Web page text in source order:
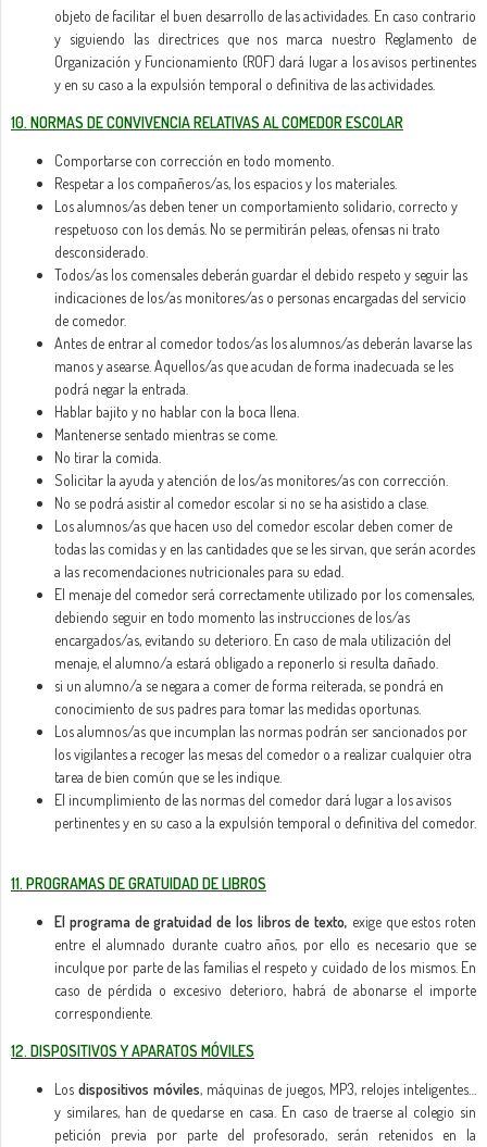
objeto de facilitar el buen desarrollo de las actividades. En caso contrario
y siguiendo las directrices que nos marca nuestro Reglamento de
Organización y Funcionamiento (ROF) dará lugar a los avisos pertinentes
y en su caso a la expulsión temporal o definitiva de las actividades.
10. NORMAS DE CONVIVENCIA RELATIVAS AL COMEDOR ESCOLAR
Comportarse con corrección en todo momento.
Respetar a los compañeros/as, los espacios y los materiales.
Los alumnos/as deben tener un comportamiento solidario, correcto y
respetuoso con los demás. No se permitirán peleas, ofensas ni trato
desconsiderado.
Todos/as los comensales deberán guardar el debido respeto y seguir las
indicaciones de los/as monitores/as o personas encargadas del servicio
de comedor.
Antes de entrar al comedor todos/as los alumnos/as deberán lavarse las
manos y asearse. Aquellos/as que acudan de forma inadecuada se les
podrá negar la entrada.
Hablar bajito y no hablar con la boca llena.
Mantenerse sentado mientras se come.
No tirar la comida.
Solicitar la ayuda y atención de los/as monitores/as con corrección.
No se podrá asistir al comedor escolar si no se ha asistido a clase.
Los alumnos/as que hacen uso del comedor escolar deben comer de
todas las comidas y en las cantidades que se les sirvan, que serán acordes
a las recomendaciones nutricionales para su edad.
El menaje del comedor será correctamente utilizado por los comensales,
debiendo seguir en todo momento las instrucciones de los/as
encargados/as, evitando su deterioro. En caso de mala utilización del
menaje, el alumno/a estará obligado a reponerlo si resulta dañado.
si un alumno/a se negara a comer de forma reiterada, se pondrá en
conocimiento de sus padres para tomar las medidas oportunas.
Los alumnos/as que incumplan las normas podrán ser sancionados por
los vigilantes a recoger las mesas del comedor o a realizar cualquier otra
tarea de bien común que se les indique.
El incumplimiento de las normas del comedor dará lugar a los avisos
pertinentes y en su caso a la expulsión temporal o definitiva del comedor.
11. PROGRAMAS DE GRATUIDAD DE LIBROS
El programa de gratuidad de los libros de texto, exige que estos roten
entre el alumnado durante cuatro años, por ello es necesario que se
inculque por parte de las familias el respeto y cuidado de los mismos. En
caso de pérdida o excesivo deterioro, habrá de abonarse el importe
correspondiente.
12. DISPOSITIVOS Y APARATOS MÓVILES
Los dispositivos móviles, máquinas de juegos, MP3, relojes inteligentes…
y similares, han de quedarse en casa. En caso de traerse al colegio sin
petición previa por parte del profesorado, serán retenidos en la